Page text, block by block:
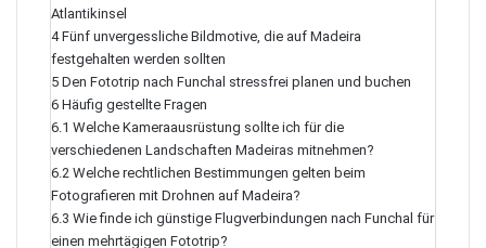
Atlantikinsel
4 Fünf unvergessliche Bildmotive, die auf Madeira
festgehalten werden sollten
5 Den Fototrip nach Funchal stressfrei planen und buchen
6 Häufig gestellte Fragen
6.1 Welche Kameraausrüstung sollte ich für die
verschiedenen Landschaften Madeiras mitnehmen?
6.2 Welche rechtlichen Bestimmungen gelten beim
Fotografieren mit Drohnen auf Madeira?
6.3 Wie finde ich günstige Flugverbindungen nach Funchal für
einen mehrtägigen Fototrip?